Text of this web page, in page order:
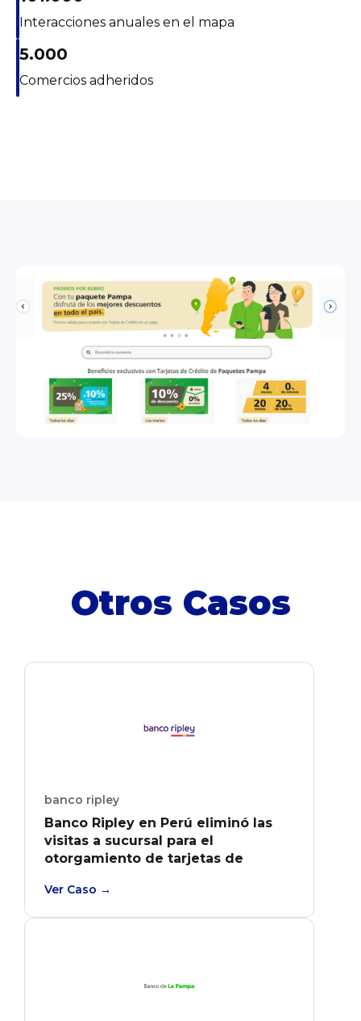
Interacciones anuales en el mapa
5.000
Comercios adheridos
Otros Casos
banco ripley
Banco Ripley en Perú eliminó las
visitas a sucursal para el
otorgamiento de tarjetas de
digital
Ver Caso →